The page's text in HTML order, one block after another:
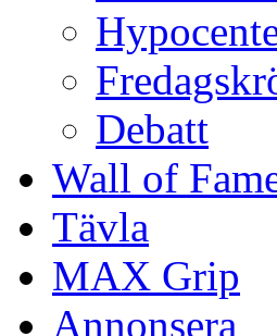
Debatt
Wall of
Tävla
MAX Grip
Annonsera